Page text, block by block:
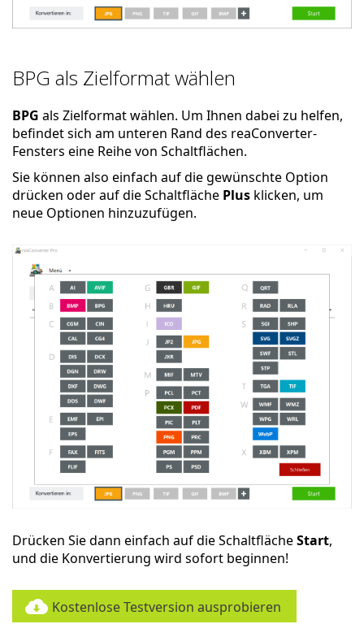
BPG als Zielformat wählen
BPG als Zielformat wählen. Um Ihnen dabei zu helfen,
befindet sich am unteren Rand des reaConverter-
Fensters eine Reihe von Schaltflächen.
Sie können also einfach auf die gewünschte Option
drücken oder auf die Schaltfläche Plus klicken, um
neue Optionen hinzuzufügen.
Drücken Sie dann einfach auf die SchaltflächeStart,
und die Konvertierung wird sofort beginnen!
Kostenlose Testversion ausprobieren